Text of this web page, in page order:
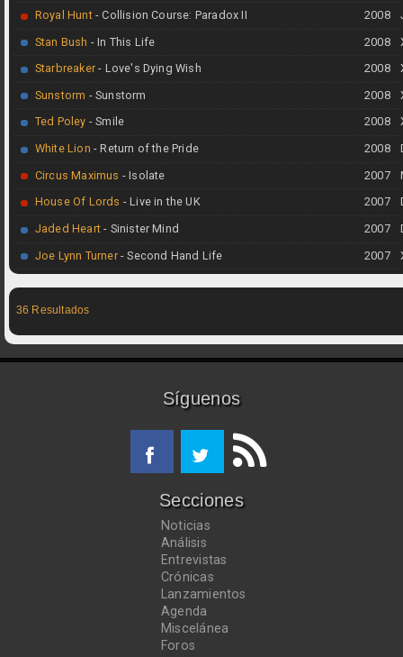
Royal Hunt- Collision Course: Paradox II
2008
Stan Bush - In This Life
2008
Starbreaker - Love's Dying Wish
2008
Sunstorm - Sunstorm
2008
Ted Poley - Smile
2008
White Lion - Return of the Pride
2008
Circus Maximus - Isolate
2007
House Of Lords - Live in the UK
2007
Jaded Heart - Sinister Mind
2007
Joe Lynn Turner- Second Hand Life 2007
36 Resultados
Síguenos
Secciones
Noticias
Análisis
Entrevistas
Crónicas
Lanzamientos
Agenda
Miscelánea
Foros